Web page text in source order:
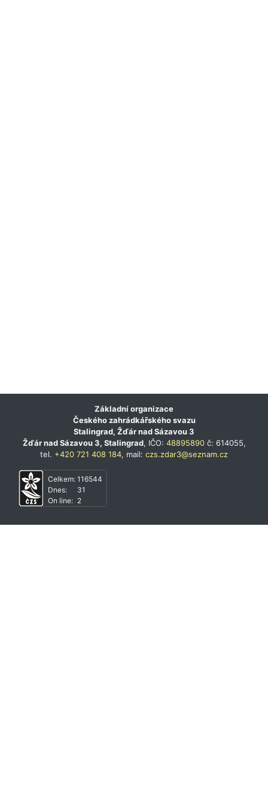
Základní organizace
Českého zahrádkářského svazu
Stalingrad, Žďár nad Sázavou 3
Žďár nad Sázavou 3, Stalingrad, IČO: 48895890č: 614055,
tel. +420 721 408 184, mail: czs.zdar3@seznam.cz
Celkem:
Dnes:
On line:
116544
31
2